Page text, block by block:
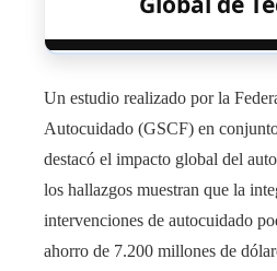
Un estudio realizado por la
Autocuidado (GSCF) en
destacó el impacto global del
los hallazgos muestran que la
intervenciones de autocuidado
ahorro de 7.200 millones de